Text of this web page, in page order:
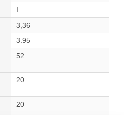
I.
3,36
3.95
52
20
20